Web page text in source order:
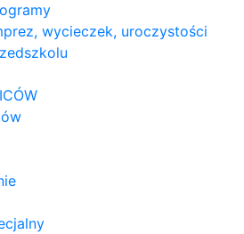
wycieczek, uroczystości